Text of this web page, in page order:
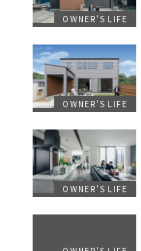
OWNER'S LIFE
OWNER'S LIFE
OWNER'S LIFE